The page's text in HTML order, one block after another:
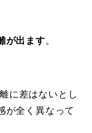
が出ます。
に差はないとし
が全く異なって